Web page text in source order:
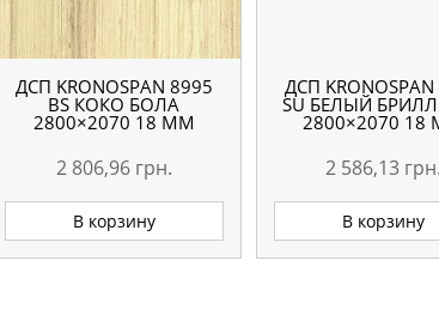
ДСП KRONOSPAN 8995
ВS КОКО БОЛА
2800×2070 18 ММ
2 806,96 грн.
В корзину
ДСП
SU БЕЛЫЙ
2800×2070
2 586,13
В корзину